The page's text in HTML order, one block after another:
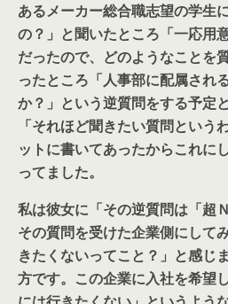
あるメーカー総合職志望の学生
の？」と聞いたところ「一応用
だったので、どのようなことを
ったところ 「人事部に配属され
か？」 という逆質問をする予定
「それほど聞きたい質問という
ットに書いてあったからこれに
ってました。
私は彼女に「その逆質問は「超
その質問を受けた企業側にして
きたくないってこと？」と感じ
方です。この企業に入社を希望